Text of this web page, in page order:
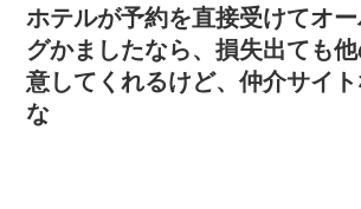
ホテルが予約を直接受けてオ
グかましたなら、損失出ても
意してくれるけど、仲介サイ
な